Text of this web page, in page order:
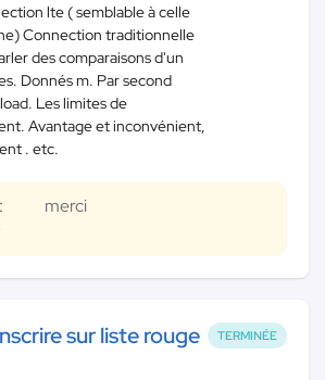
lte ( semblable à celle
Connection traditionnelle
des comparaisons d'un
Donnés m. Par second
Les limites de
Avantage et inconvénient,
. etc.
merci
TERMINÉE
sur liste rouge